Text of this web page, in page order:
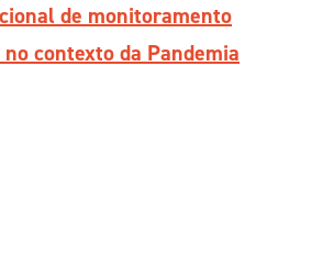
de monitoramento
contexto da Pandemia